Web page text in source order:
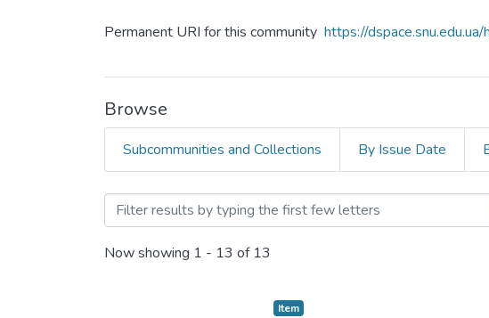
Permanent URI for this community https://
Browse
Subcommunities and Collections By Issue Date
Browsing Аграрний факультет
Now showing 1 - 13 of 13
Item